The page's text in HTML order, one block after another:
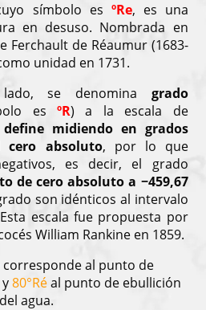
símbolo es ºRe, es una
en desuso. Nombrada en
Ferchault de Réaumur (1683-
unidad en 1731.
se denomina grado
es ºR) a la escala de
midiendo en grados
cero absoluto, por lo que
es decir, el grado
de cero absoluto a −459,67
son idénticos al intervalo
escala fue propuesta por
William Rankine en 1859.
corresponde al punto de
80°Réal punto de ebullición
del agua.